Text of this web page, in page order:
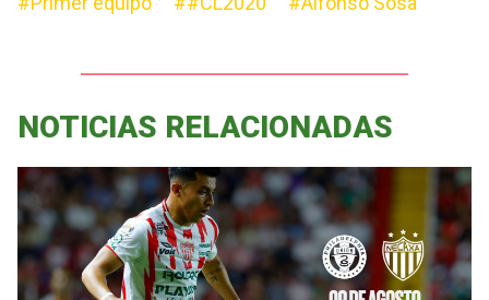
NOTICIAS RELACIONADAS